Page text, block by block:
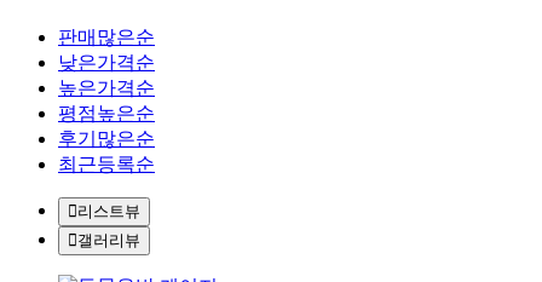
판매많은순
낮은가격순
높은가격순
평점높은순
후기많은순
최근등록순
리스트뷰
갤러리뷰